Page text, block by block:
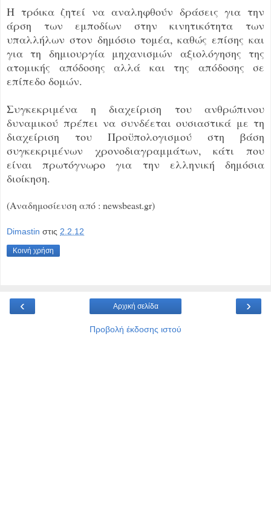
Η τρόικα ζητεί να αναληφθούν δράσεις για την
άρση των εμποδίων στην κινητικότητα των
υπαλλήλων στον δημόσιο τομέα, καθώς επίσης και
για τη δημιουργία μηχανισμών αξιολόγησης της
ατομικής απόδοσης αλλά και της απόδοσης σε
επίπεδο δομών.
Συγκεκριμένα η διαχείριση του ανθρώπινου
δυναμικού πρέπει να συνδέεται ουσιαστικά με τη
διαχείριση του Προϋπολογισμού στη βάση
συγκεκριμένων χρονοδιαγραμμάτων, κάτι που
είναι πρωτόγνωρο για την ελληνική δημόσια
διοίκηση.
(Αναδημοσίευση από : newsbeast.gr)
Dimastin στις 2.2.12
Κοινή χρήση
‹ ›
Αρχική σελίδα
Προβολή έκδοσης ιστού